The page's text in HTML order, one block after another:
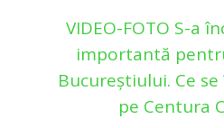
VIDEO-FOTO S-a
importantă
Bucureștiului. Ce
pe Centura